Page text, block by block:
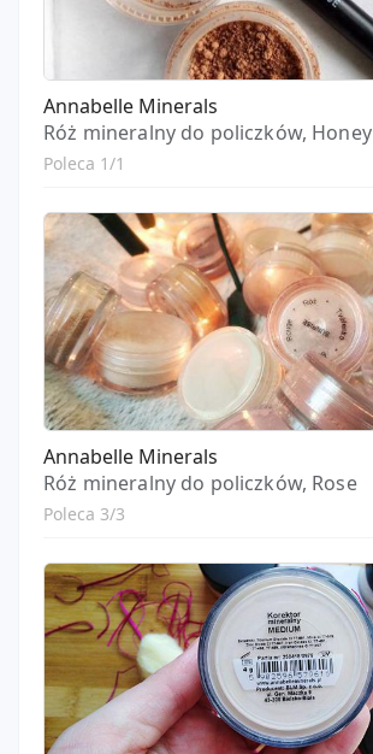
Annabelle Minerals
Róż mineralny do policzków, Honey
Poleca 1/1
Annabelle Minerals
Róż mineralny do policzków, Rose
Poleca 3/3